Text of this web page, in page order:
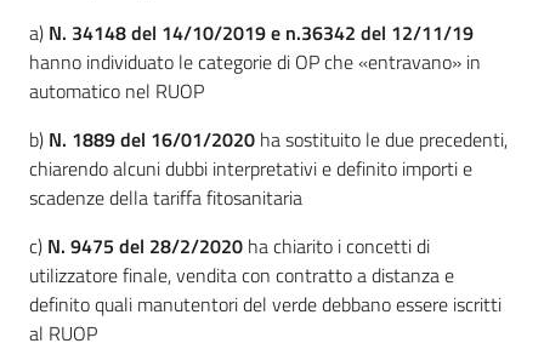
a) N. 34148 del 14/10/2019 e n.36342 del 12/11/19
hanno individuato le categorie di OP che «entravano» in
automatico nel RUOP
b) N. 1889 del 16/01/2020 ha sostituito le due precedenti,
chiarendo alcuni dubbi interpretativi e definito importi e
scadenze della tariffa fitosanitaria
c) N. 9475 del 28/2/2020 ha chiarito i concetti di
utilizzatore finale, vendita con contratto a distanza e
definito quali manutentori del verde debbano essere iscritti
al RUOP